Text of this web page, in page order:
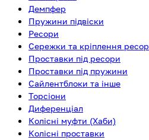
Демпфер
Пружини підвіски
Ресори
Сережки та кріплення ресор
Проставки під ресори
Проставки під пружини
Сайлентблоки та інше
Торсіони
Диференціал
Колісні муфти (Хаби)
Колісні проставки